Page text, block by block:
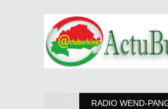
RADIO WEND-